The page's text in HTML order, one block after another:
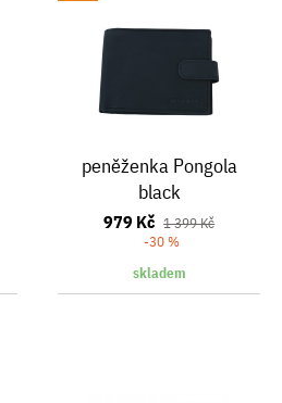
peněženka Pongola
black
979 Kč 1 399 Kč
-30 %
skladem